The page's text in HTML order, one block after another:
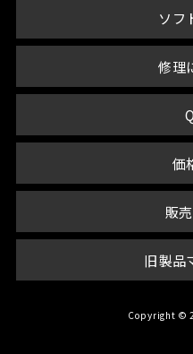
ソフ
修理
価
販
旧製品
Copyright ©